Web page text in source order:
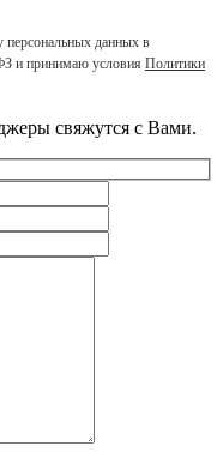
персональных данных в
и принимаю условия Политики
свяжутся с Вами.